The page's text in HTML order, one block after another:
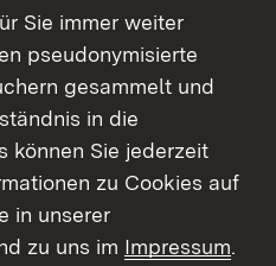
Württemberg
Sie immer weiter
pseudonymisierte
gesammelt und
in die
können Sie jederzeit
zu Cookies auf
in unserer
zu uns im Impressum.